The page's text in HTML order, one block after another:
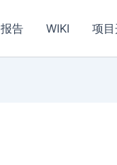
告 WIKI 项